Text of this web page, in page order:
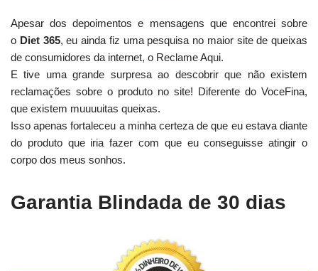
Apesar dos depoimentos e mensagens que encontrei sobre
o Diet 365, eu ainda fiz uma pesquisa no maior site de queixas
de consumidores da internet, o Reclame Aqui.
E tive uma grande surpresa ao descobrir que não existem
reclamações sobre o produto no site! Diferente do VoceFina,
que existem muuuuitas queixas.
Isso apenas fortaleceu a minha certeza de que eu estava diante
do produto que iria fazer com que eu conseguisse atingir o
corpo dos meus sonhos.
Garantia Blindada de 30 dias